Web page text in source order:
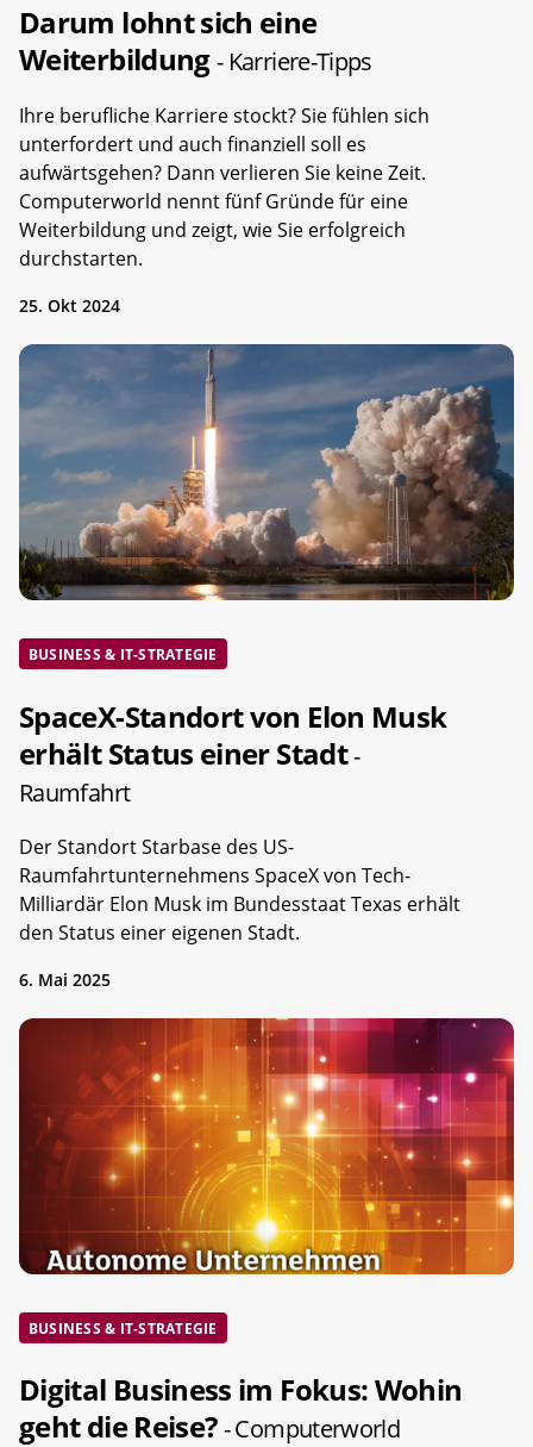
Darum lohnt sich eine
Weiterbildung- Karriere-Tipps
Ihre berufliche Karriere stockt? Sie fühlen sich
unterfordert und auch finanziell soll es
aufwärtsgehen? Dann verlieren Sie keine Zeit.
Computerworld nennt fünf Gründe für eine
Weiterbildung und zeigt, wie Sie erfolgreich
durchstarten.
25. Okt 2024
BUSINESS & IT-STRATEGIE
SpaceX-Standort von Elon Musk
erhält Status einer Stadt-
Raumfahrt
Der Standort Starbase des US-
Raumfahrtunternehmens SpaceX von Tech-
Milliardär Elon Musk im Bundesstaat Texas erhält
den Status einer eigenen Stadt.
6. Mai 2025
BUSINESS & IT-STRATEGIE
Digital Business im Fokus: Wohin
geht die Reise?- Computerworld